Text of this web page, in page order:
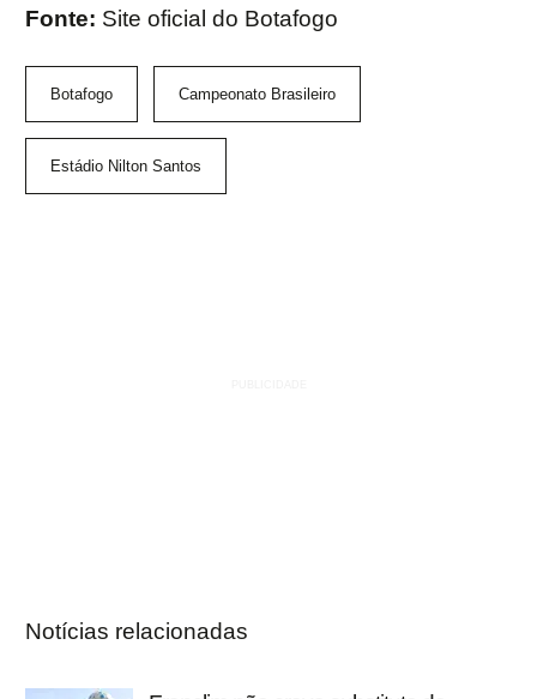
Fonte: Site oficial do Botafogo
Botafogo Campeonato Brasileiro
Estádio Nilton Santos
Notícias relacionadas